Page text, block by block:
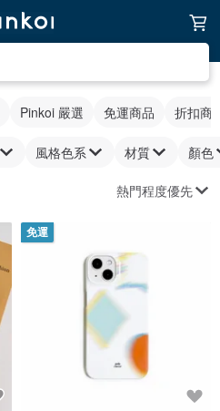
Pinkoi 嚴選 免運商品 折扣商
風格色系 材質 顏色
熱門程度優先
免運